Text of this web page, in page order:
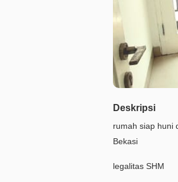
Deskripsi
rumah siap huni
Bekasi
legalitas SHM